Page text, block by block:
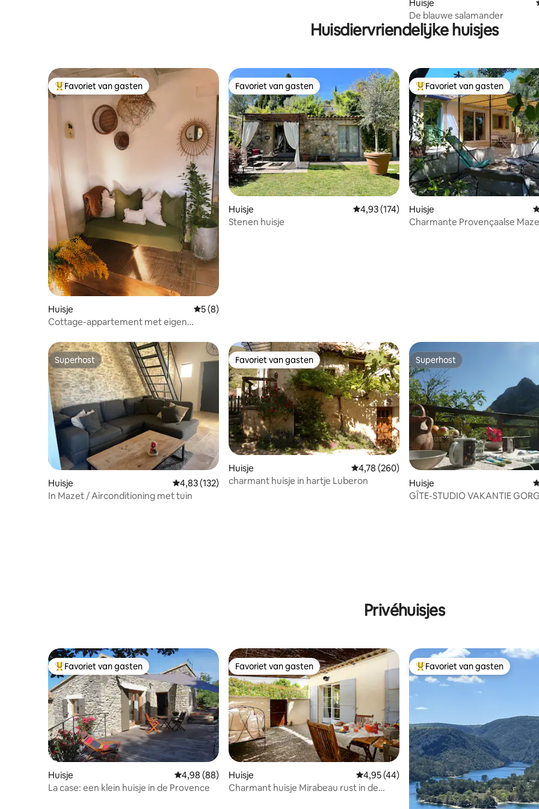
Huisje
De blauwe salamander
Huisdiervriendelijke huisjes
Topfavoriet van gasten
Favoriet van gasten
Huisje Gemiddelde beoordeling van 5 uit 5, 8 recensies
5 (8)
Cottage-appartement met eigen
Favoriet van gasten
Favoriet van gasten
Huisje Gemiddelde beoordeling van 4,93 uit 5, 174
4,93 (174)
Stenen huisje
Topfavoriet van gasten
Favoriet van gasten
Huisje
Charmante Provençaalse
Superhost
Superhost
Huisje Gemiddelde beoordeling van 4,83 uit 5, 132 recensies
4,83 (132)
In Mazet / Airconditioning met tuin
Favoriet van gasten
Favoriet van gasten
Huisje Gemiddelde beoordeling van 4,78 uit 5, 260
4,78 (260)
charmant huisje in hartje Luberon
Superhost
Superhost
Huisje
GÎTE-STUDIO VAKANTIE
Privéhuisjes
Topfavoriet van gasten
Favoriet van gasten
Huisje Gemiddelde beoordeling van 4,98 uit 5, 88 recensies
4,98 (88)
La case: een klein huisje in de Provence
Favoriet van gasten
Favoriet van gasten
Huisje Gemiddelde beoordeling van 4,95 uit 5, 44
4,95 (44)
Charmant huisje Mirabeau rust in de
Topfavoriet van gasten
Favoriet van gasten